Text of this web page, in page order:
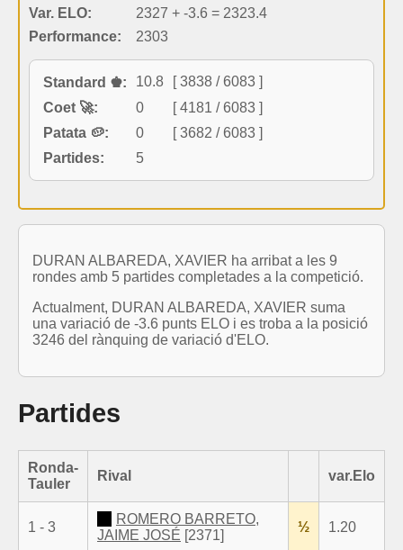
Var. ELO:
2327 + -3.6 = 2323.4
Performance:
2303
Standard ♚: 10.8
[ 3838 / 6083 ]
Coet 🚀:
0
[ 4181 / 6083 ]
Patata 🥔:
0
[ 3682 / 6083 ]
Partides:
5
DURAN ALBAREDA, XAVIER ha arribat a les 9
rondes amb 5 partides completades a la competició.
Actualment, DURAN ALBAREDA, XAVIER suma
una variació de -3.6 punts ELO i es troba a la posició
3246 del rànquing de variació d'ELO.
Partides
Ronda-
Tauler
Rival var.Elo
1 - 3
ROMERO BARRETO,
JAIME JOSÉ [2371]
½ 1.20